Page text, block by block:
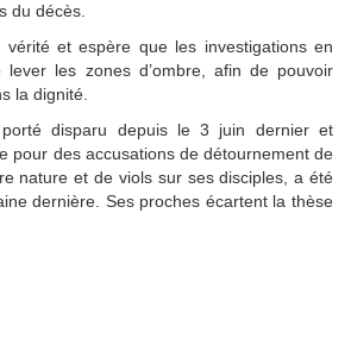
du décès.
et espère que les investigations en
lever les zones d’ombre, afin de pouvoir
la dignité.
disparu depuis le 3 juin dernier et
pour des accusations de détournement de
nature et de viols sur ses disciples, a été
dernière. Ses proches écartent la thèse